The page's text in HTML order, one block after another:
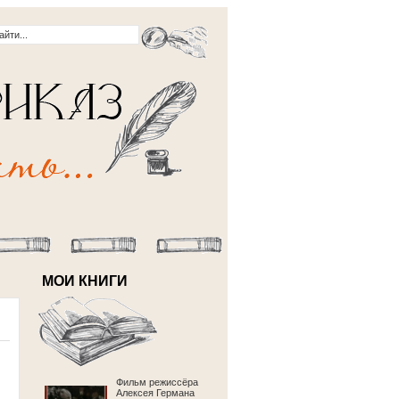
МОИ КНИГИ
Фильм режиссёра
Алексея Германа